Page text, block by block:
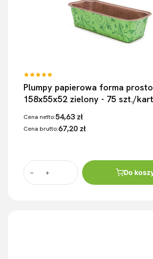
Plumpy papierowa forma
158x55x52 zielony - 75 szt./
Cena netto:54,63 zł
Cena brutto:67,20 zł
Do